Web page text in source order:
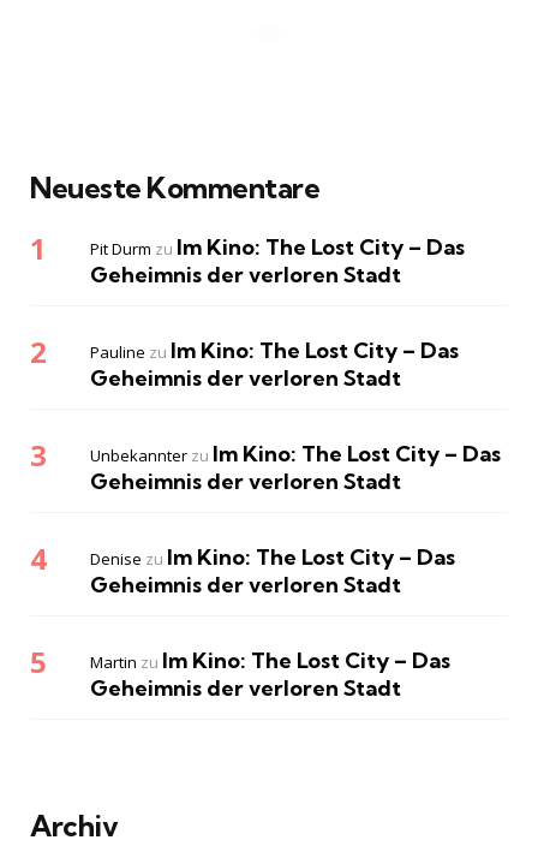
Neueste Kommentare
Pit Durm zu Im Kino: The Lost City – Das
Geheimnis der verloren Stadt
Pauline zu Im Kino: The Lost City – Das
Geheimnis der verloren Stadt
Unbekannter zu Im Kino: The Lost City – Das
Geheimnis der verloren Stadt
Denise zu Im Kino: The Lost City – Das
Geheimnis der verloren Stadt
Martin zu Im Kino: The Lost City – Das
Geheimnis der verloren Stadt
Archiv